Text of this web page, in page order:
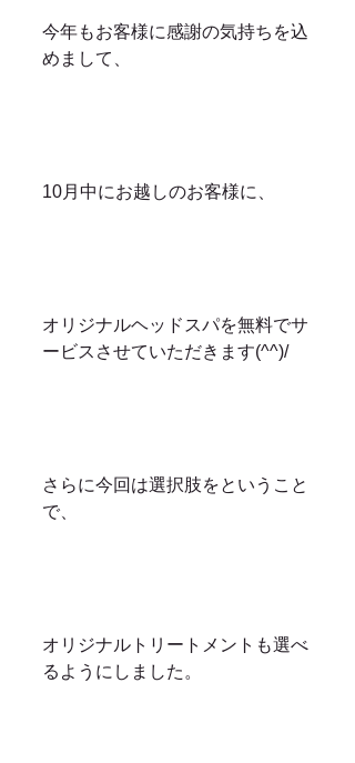
今年もお客様に感謝の気持ちを込
めまして、
10月中にお越しのお客様に、
オリジナルヘッドスパを無料でサ
ービスさせていただきます(^^)/
さらに今回は選択肢をということ
で、
オリジナルトリートメントも選べ
るようにしました。